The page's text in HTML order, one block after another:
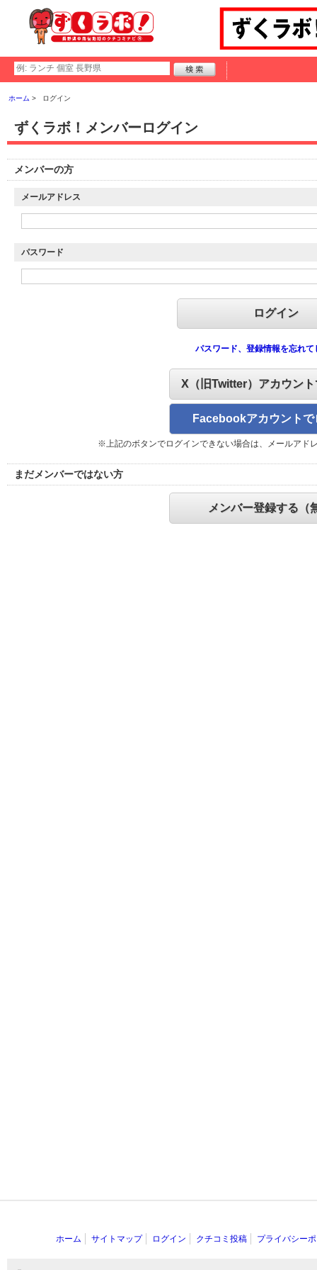
ホーム ログイン
ずくラボ！メンバーログイン
メンバーの方
メールアドレス
パスワード
パスワード、登録情報を忘れて
X（旧Twitter）アカウン
Facebookアカウントで
※上記のボタンでログインできない場合は、メールアド
まだメンバーではない方
メンバー登録する（
ホーム サイトマップ ログイン クチコミ投稿 プライバシー